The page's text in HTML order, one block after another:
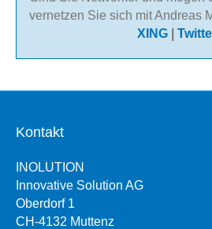
vernetzen Sie sich mit Andreas
XING|
Kontakt
INOLUTION
Innovative Solution AG
Oberdorf 1
CH-4132 Muttenz